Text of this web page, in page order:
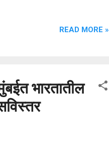
सिनेमैक्सच्या १ स्क्रीन ऐसे मिळून ७
READ MORE »
भारतातील